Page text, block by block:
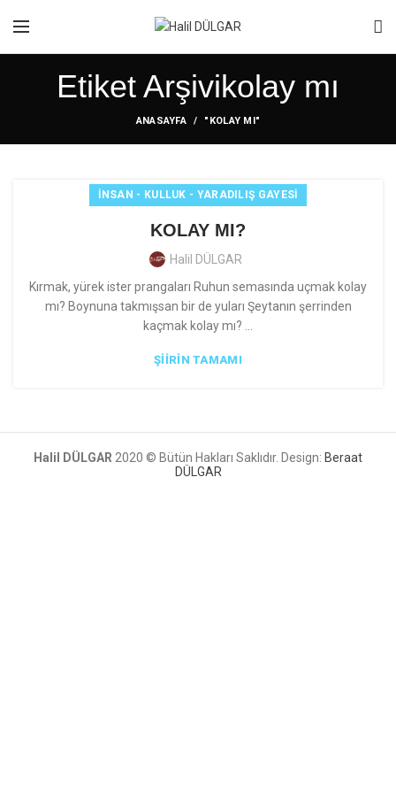
Etiket Arşivikolay mı
ANASAYFA "KOLAY MI"
İNSAN - KULLUK - YARADILIŞ GAYESI
KOLAY MI?
Halil DÜLGAR
Kırmak, yürek ister prangaları Ruhun semasında uçmak kolay
mı? Boynuna takmışsan bir de yuları Şeytanın şerrinden
kaçmak kolay mı? ...
ŞIIRIN TAMAMI
Halil DÜLGAR 2020 © Bütün Hakları Saklıdır. Design: Beraat
DÜLGAR